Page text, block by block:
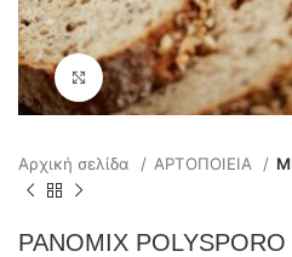
Click to enlarge
Αρχική σελίδα ΑΡΤΟΠΟΙΕΙΑ
PANOMIX POLYSPORO